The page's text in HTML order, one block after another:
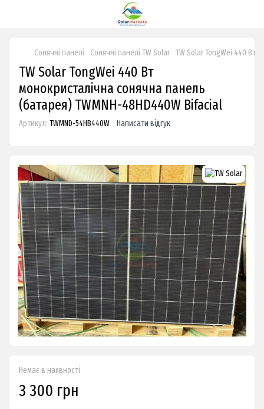
Сонячні панелі Сонячні панелі TW Solar TW Solar TongWei 440 Вт
TW Solar TongWei 440 Вт
монокристалічна сонячна панель
(батарея) TWMNН-48HD440W Bifacial
Артикул: TWMND-54HB440W Написати відгук
Немає в наявності
3 300 грн